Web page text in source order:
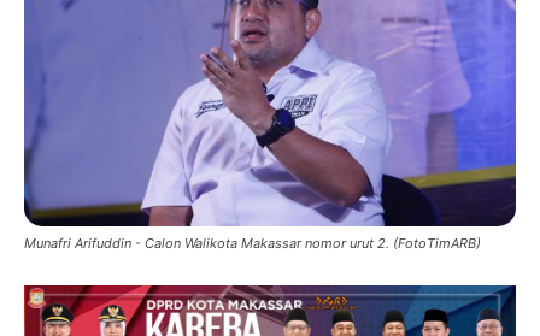
Munafri Arifuddin - Calon Walikota Makassar nomor urut 2. (FotoTimARB)